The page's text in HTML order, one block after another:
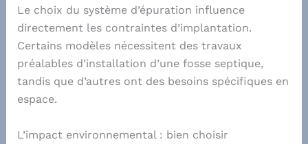
Le choix du système d’épuration influence
directement les contraintes d’implantation.
Certains modèles nécessitent des travaux
préalables d’installation d’une fosse septique,
tandis que d’autres ont des besoins spécifiques en
espace.
L’impact environnemental : bien choisir